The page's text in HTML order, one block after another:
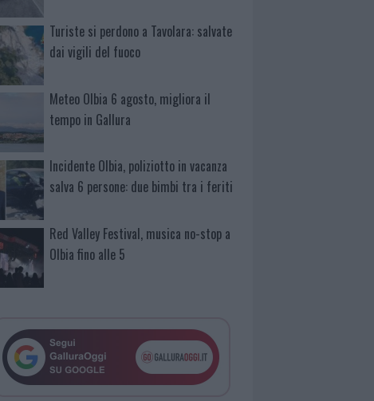
Turiste si perdono a Tavolara: salvate
dai vigili del fuoco
Meteo Olbia 6 agosto, migliora il
tempo in Gallura
Incidente Olbia, poliziotto in vacanza
salva 6 persone: due bimbi tra i feriti
Red Valley Festival, musica no-stop a
Olbia fino alle 5